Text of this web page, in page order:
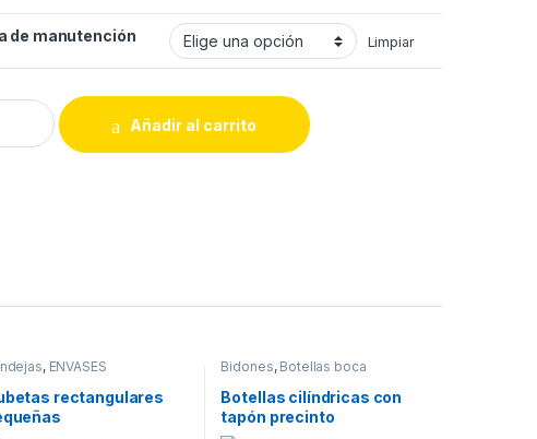
de manutención Limpiar
de manutención quantity
Añadir al carrito
, ENVASES
rectangulares
Bidones, Botellas boca
ENVASES, Tarros Boca ancha
Botellas cilíndricas con
tapón precinto